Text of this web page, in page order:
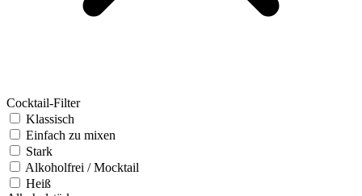
Cocktail-Filter
Klassisch
Einfach zu mixen
Stark
Alkoholfrei / Mocktail
Heiß